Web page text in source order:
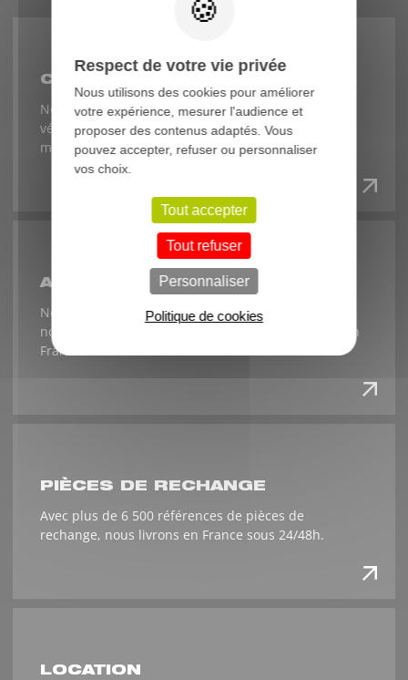
CONVOYAGE ET LIVRAISON
Nous assurons le convoyage et la livraison des
véhicules utilitaires et industriels pour réaliser la
maintenance préventive et curative.
ASSISTANCE ET DÉPANNAGE
Nous assurons l'assistance et le dépannage grâce à
notre réseau d'agences Trouillet Services partout en
France.
PIÈCES DE RECHANGE
Avec plus de 6 500 références de pièces de
rechange, nous livrons en France sous 24/48h.
LOCATION
Respect de votre vie privée
Nous utilisons des cookies pour améliorer
votre expérience, mesurer l'audience et
proposer des contenus adaptés. Vous
pouvez accepter, refuser ou personnaliser
vos choix.
Tout accepter
Tout refuser
Personnaliser
Politique de cookies